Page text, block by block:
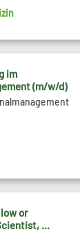
im
(m/w/d)
or
...